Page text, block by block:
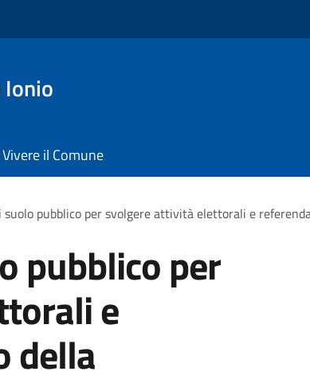
Ionio
Vivere il Comune
suolo pubblico per svolgere attività elettorali e
pubblico per
e
della